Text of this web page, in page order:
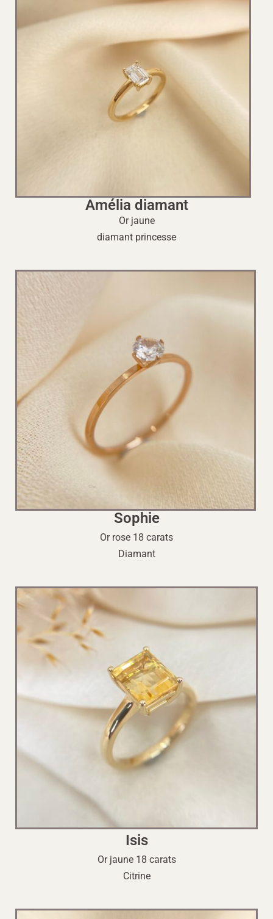
Amélia diamant
Or jaune
diamant princesse
Sophie
Or rose 18 carats
Diamant
Isis
Or jaune 18 carats
Citrine